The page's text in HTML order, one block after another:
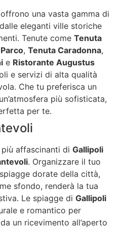
una vasta gamma di
eleganti ville storiche
Tenute come Tenuta
, Tenuta Caradonna,
e Ristorante Augustus
e servizi di alta qualità
Che tu preferisca un
più sofisticata,
per te.
affascinanti di Gallipoli
. Organizzare il tuo
dorate della città,
sfondo, renderà la tua
Le spiagge di Gallipoli
e romantico per
un ricevimento all’aperto